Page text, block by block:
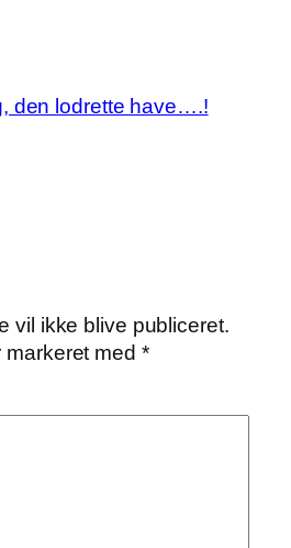
den lodrette have….!
vil ikke blive publiceret.
med *